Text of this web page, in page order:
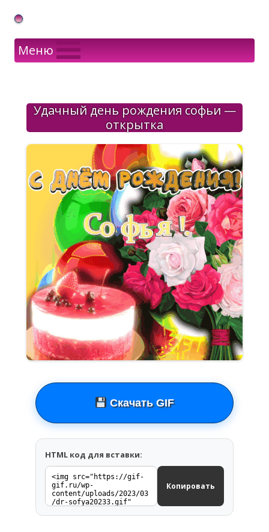
Gif Открытки в подарок
Меню
Удачный день рождения софьи —
открытка
Скачать GIF
HTML код для вставки:
Копировать